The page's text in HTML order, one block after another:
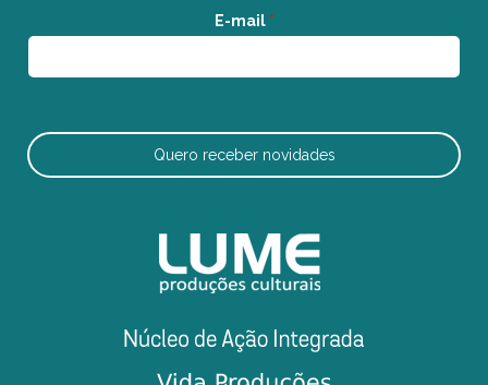
E-mail *
Quero receber novidades